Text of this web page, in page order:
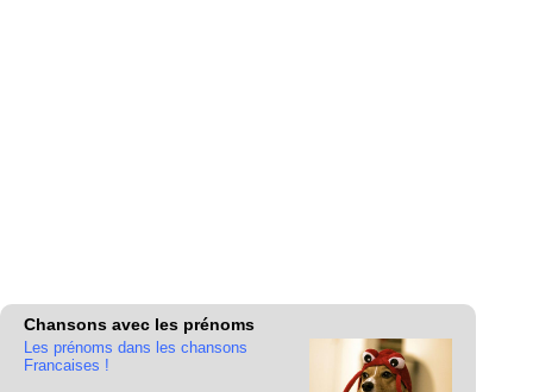
Chansons avec les prénoms
Les prénoms dans les chansons
Francaises !